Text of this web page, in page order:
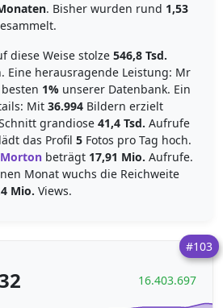
. Bisher wurden rund 1,53
diese Weise stolze 546,8 Tsd.
Eine herausragende Leistung: Mr
1% unserer Datenbank. Ein
Mit 36.994 Bildern erzielt
grandiose 41,4 Tsd. Aufrufe
das Profil 5 Fotos pro Tag hoch.
beträgt 17,91 Mio. Aufrufe.
Monat wuchs die Reichweite
Mio. Views.
#103
16.403.697